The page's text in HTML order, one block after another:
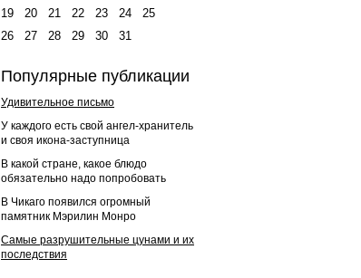
19
20 21 22 23 24
25
26
27 28 29 30 31
Популярные публикации
Удивительное письмо
У каждого есть свой ангел-хранитель
и своя икона-заступница
В какой стране, какое блюдо
обязательно надо попробовать
В Чикаго появился огромный
памятник Мэрилин Монро
Самые разрушительные цунами и их
последствия